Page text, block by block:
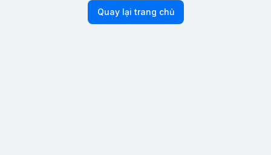
Quay lại trang chủ